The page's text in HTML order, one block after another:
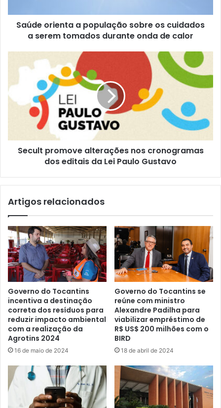
Saúde orienta a população sobre os cuidados
a serem tomados durante onda de calor
Secult promove alterações nos cronogramas
dos editais da Lei Paulo Gustavo
Artigos relacionados
Governo do Tocantins
incentiva a destinação
correta dos resíduos para
reduzir impacto ambiental
com a realização da
Agrotins 2024
16 de maio de 2024
Governo do Tocantins se
reúne com ministro
Alexandre Padilha para
viabilizar empréstimo de
R$ US$ 200 milhões com o
BIRD
18 de abril de 2024